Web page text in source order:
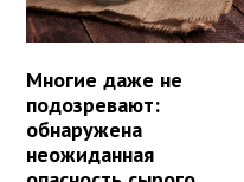
Многие даже не
подозревают:
обнаружена
неожиданная